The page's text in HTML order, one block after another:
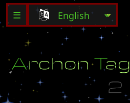
☰
ArchonTag
2